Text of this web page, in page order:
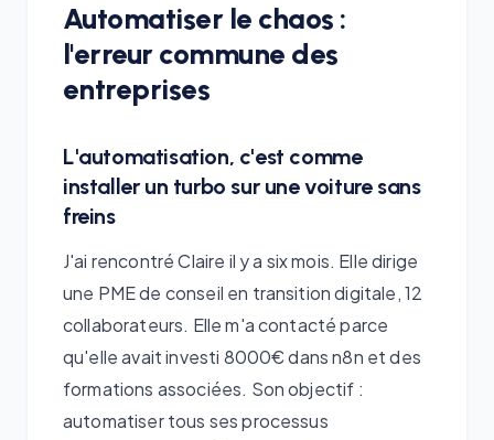
Automatiser le chaos :
l'erreur commune des
entreprises
L'automatisation, c'est comme
installer un turbo sur une voiture sans
freins
J'ai rencontré Claire il y a six mois. Elle dirige
une PME de conseil en transition digitale, 12
collaborateurs. Elle m'a contacté parce
qu'elle avait investi 8000€ dans n8n et des
formations associées. Son objectif :
automatiser tous ses processus